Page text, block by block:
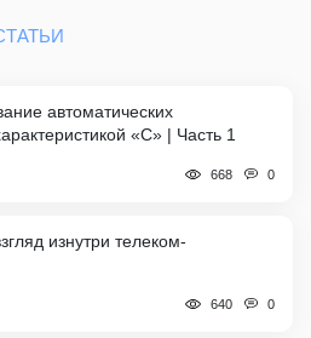
автоматических
«C» | Часть 1
668 0
изнутри телеком-
640 0